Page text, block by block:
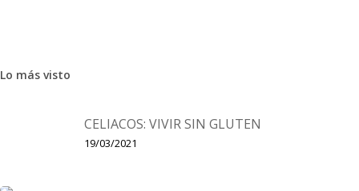
tips para educar en disciplina
positiva data sus comienzos en los años 20 de la
Lo más visto
CELIACOS: VIVIR SIN GLUTEN
19/03/2021